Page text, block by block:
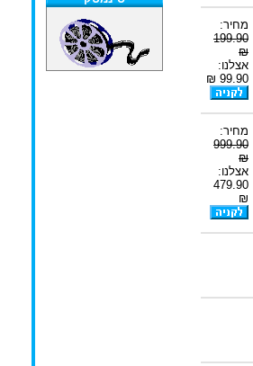
מחיר:
199.90
₪
אצלנו:
99.90 ₪
מחיר:
999.90
₪
אצלנו:
479.90
₪